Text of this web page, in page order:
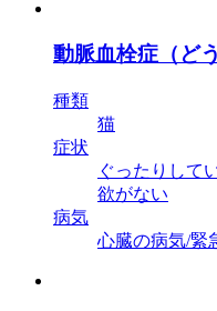
動脈血栓症（ど
種類
猫
症状
ぐったりして
欲がない
病気
心臓の病気/緊